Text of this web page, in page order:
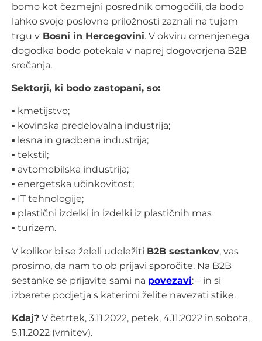
bomo kot čezmejni posrednik omogočili, da bodo
lahko svoje poslovne priložnosti zaznali na tujem
trgu v Bosni in Hercegovini. V okviru omenjenega
dogodka bodo potekala v naprej dogovorjena B2B
srečanja.
Sektorji, ki bodo zastopani, so:
▪ kmetijstvo;
▪ kovinska predelovalna industrija;
▪ lesna in gradbena industrija;
▪ tekstil;
▪ avtomobilska industrija;
▪ energetska učinkovitost;
▪ IT tehnologije;
▪ plastični izdelki in izdelki iz plastičnih mas
▪ turizem.
V kolikor bi se želeli udeležiti B2B sestankov, vas
prosimo, da nam to ob prijavi sporočite. Na B2B
sestanke se prijavite sami na povezavi: – in si
izberete podjetja s katerimi želite navezati stike.
Kdaj? V četrtek, 3.11.2022, petek, 4.11.2022 in sobota,
5.11.2022 (vrnitev).